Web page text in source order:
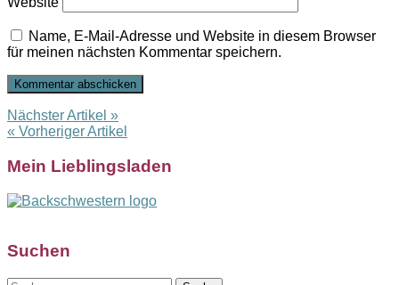
Name, E-Mail-Adresse und Website in diesem Browser
für meinen nächsten Kommentar speichern.
Nächster Artikel »
« Vorheriger Artikel
Mein Lieblingsladen
Suchen